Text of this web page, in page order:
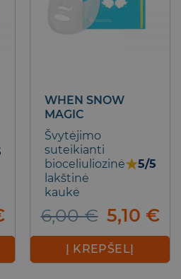
Current
price
5,10 €.
WHEN SNOW
MAGIC
Švytėjimo
suteikianti
bioceliuliozinė
lakštinė
kaukė
★5/5
6,00€ Original
price
was:
6,00 €.
5,10 €
Į KREPŠELĮ